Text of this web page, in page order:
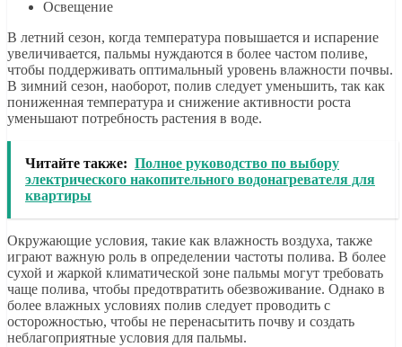
Освещение
В летний сезон, когда температура повышается и испарение
увеличивается, пальмы нуждаются в более частом поливе,
чтобы поддерживать оптимальный уровень влажности почвы.
В зимний сезон, наоборот, полив следует уменьшить, так как
пониженная температура и снижение активности роста
уменьшают потребность растения в воде.
Читайте также: Полное руководство по выбору
электрического накопительного водонагревателя для
квартиры
Окружающие условия, такие как влажность воздуха, также
играют важную роль в определении частоты полива. В более
сухой и жаркой климатической зоне пальмы могут требовать
чаще полива, чтобы предотвратить обезвоживание. Однако в
более влажных условиях полив следует проводить с
осторожностью, чтобы не перенасытить почву и создать
неблагоприятные условия для пальмы.